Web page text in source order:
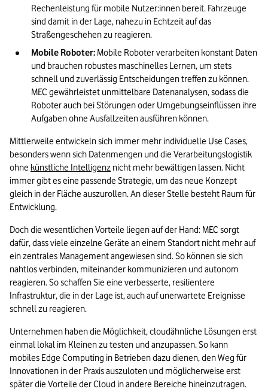
Rechenleistung für mobile Nutzer:innen bereit. Fahrzeuge
sind damit in der Lage, nahezu in Echtzeit auf das
Straßengeschehen zu reagieren.
Mobile Roboter: Mobile Roboter verarbeiten konstant Daten
und brauchen robustes maschinelles Lernen, um stets
schnell und zuverlässig Entscheidungen treffen zu können.
MEC gewährleistet unmittelbare Datenanalysen, sodass die
Roboter auch bei Störungen oder Umgebungseinflüssen ihre
Aufgaben ohne Ausfallzeiten ausführen können.
Mittlerweile entwickeln sich immer mehr individuelle Use Cases,
besonders wenn sich Datenmengen und die Verarbeitungslogistik
ohne künstliche Intelligenz nicht mehr bewältigen lassen. Nicht
immer gibt es eine passende Strategie, um das neue Konzept
gleich in der Fläche auszurollen. An dieser Stelle besteht Raum für
Entwicklung.
Doch die wesentlichen Vorteile liegen auf der Hand: MEC sorgt
dafür, dass viele einzelne Geräte an einem Standort nicht mehr auf
ein zentrales Management angewiesen sind. So können sie sich
nahtlos verbinden, miteinander kommunizieren und autonom
reagieren. So schaffen Sie eine verbesserte, resilientere
Infrastruktur, die in der Lage ist, auch auf unerwartete Ereignisse
schnell zu reagieren.
Unternehmen haben die Möglichkeit, cloudähnliche Lösungen erst
einmal lokal im Kleinen zu testen und anzupassen. So kann
mobiles Edge Computing in Betrieben dazu dienen, den Weg für
Innovationen in der Praxis auszuloten und möglicherweise erst
später die Vorteile der Cloud in andere Bereiche hineinzutragen.